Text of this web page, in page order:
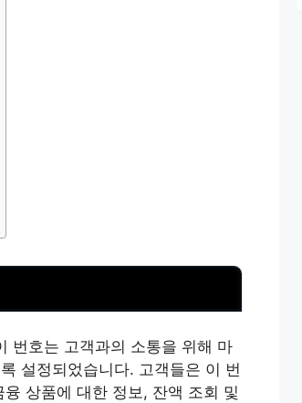
번호는 고객과의 소통을 위해 마
설정되었습니다. 고객들은 이 번
상품에 대한 정보, 잔액 조회 및